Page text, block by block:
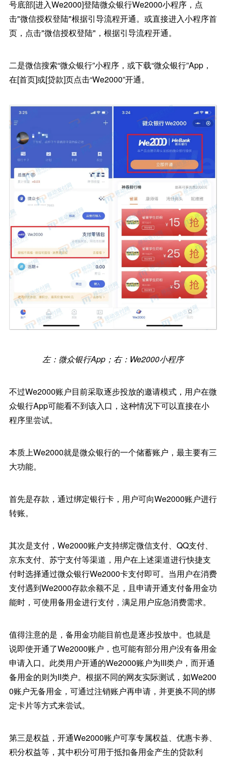
号底部[进入We2000]登陆微众银行We2000小程序，点
击"微信授权登陆"根据引导流程开通。或直接进入小程序首
页，点击"微信授权登陆"，根据引导流程开通。
二是微信搜索“微众银行”小程序，或下载“微众银行”App，
在[首页]或[贷款]页点击“We2000”开通。
左：微众银行App；右：We2000小程序
不过We2000账户目前采取逐步投放的邀请模式，用户在微
众银行App可能看不到该入口，这种情况下可以直接在小
程序里尝试。
本质上We2000就是微众银行的一个储蓄账户，最主要有三
大功能。
首先是存款，通过绑定银行卡，用户可向We2000账户进行
转账。
其次是支付，We2000账户支持绑定微信支付、QQ支付、
京东支付、苏宁支付等渠道，用户在上述渠道进行快捷支
付时选择通过微众银行We2000卡支付即可。当用户在消费
支付遇到We2000存款余额不足，且申请开通支付备用金功
能时，可使用备用金进行支付，满足用户应急消费需求。
值得注意的是，备用金功能目前也是逐步投放中。也就是
说即使开通了We2000账户，也可能有部分用户没有备用金
申请入口。此类用户开通的We2000账户为III类户，而开通
备用金的则为II类户。根据不同的网友实际测试，如We200
0账户无备用金，可通过注销账户再申请，并更换不同的绑
定卡片等方式来尝试。
第三是权益，开通We2000账户可享专属权益、优惠卡券、
积分权益等，其中积分可用于抵扣备用金产生的贷款利